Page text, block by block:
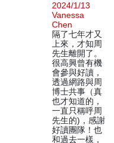
2024/1/13
Vanessa
Chen
隔了七年才又
上來，才知周
先生離開了。
很高興曾有機
會參與好讀，
透過網路與周
博士共事（真
也才知道的，
一直只稱呼周
先生的)，感謝
好讀團隊！也
和過去一樣，